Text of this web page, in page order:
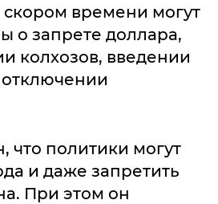
скором времени могут
о запрете доллара,
колхозов, введении
что политики могут
и даже запретить
При этом он